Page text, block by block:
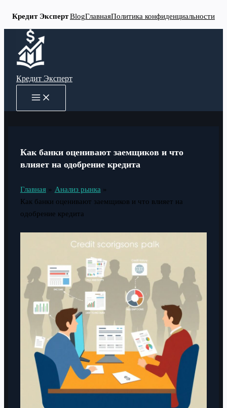
Кредит ЭкспертBlogГлавнаяПолитика конфиденциальности
Перейти
содержимому
Кредит Эксперт
MAIN
MENU
Как банки оценивают заемщиков и что
влияет на одобрение кредита
Главная
Анализ рынка
Как банки оценивают заемщиков и что влияет на
одобрение кредита